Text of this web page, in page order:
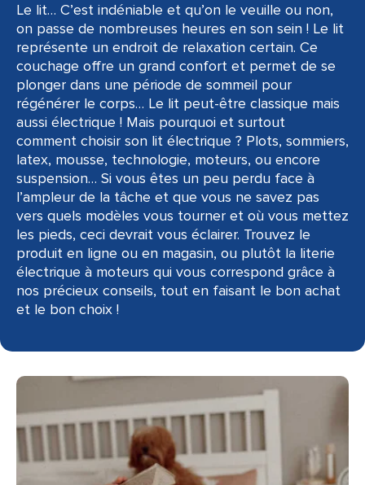
Le lit… C’est indéniable et qu’on le veuille ou non,
on passe de nombreuses heures en son sein ! Le lit
représente un endroit de relaxation certain. Ce
couchage offre un grand confort et permet de se
plonger dans une période de sommeil pour
régénérer le corps… Le lit peut-être classique mais
aussi électrique ! Mais pourquoi et surtout
comment choisir son lit électrique ? Plots, sommiers,
latex, mousse, technologie, moteurs, ou encore
suspension… Si vous êtes un peu perdu face à
l’ampleur de la tâche et que vous ne savez pas
vers quels modèles vous tourner et où vous mettez
les pieds, ceci devrait vous éclairer. Trouvez le
produit en ligne ou en magasin, ou plutôt la literie
électrique à moteurs qui vous correspond grâce à
nos précieux conseils, tout en faisant le bon achat
et le bon choix !